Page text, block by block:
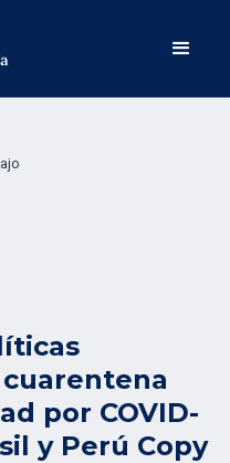
por COVID-
y Perú Copy